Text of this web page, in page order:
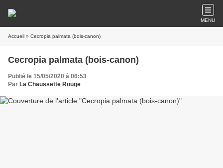
MENU
Accueil » Cecropia palmata (bois-canon)
Cecropia palmata (bois-canon)
Publié le 15/05/2020 à 06:53
Par La Chaussette Rouge